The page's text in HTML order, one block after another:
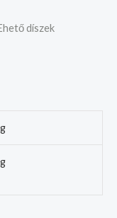
díszek